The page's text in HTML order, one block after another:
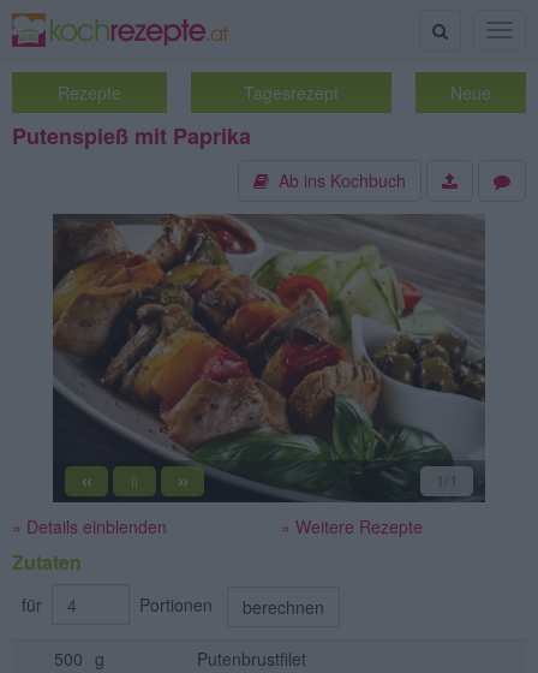
Suche
Rezepte Tagesrezept Neue
Putenspieß mit Paprika
Ab ins Kochbuch
« || » 1 /1
» Details einblenden » Weitere Rezepte
Zutaten
für Portionen berechnen
500 g
Putenbrustfilet